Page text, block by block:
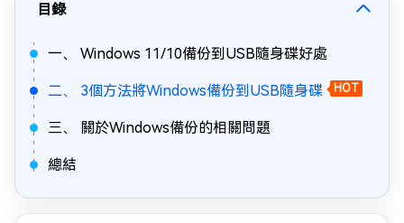
目錄
一、 Windows 11/10備份到USB隨身碟好處
二、 3個方法將Windows備份到USB隨身碟 HOT
三、 關於Windows備份的相關問題
總結